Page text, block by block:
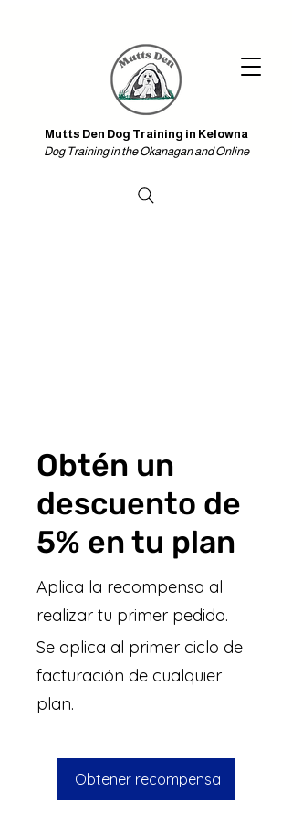
Mutts Den Dog Training in Kelowna &
Iniciar sesión
Mutts Den Dog Training in Kelowna
Dog Training in the Okanagan and Online
Obtén un
descuento de
5% en tu plan
Aplica la recompensa al
realizar tu primer pedido.
Obtener recompensa
Se aplica al primer ciclo de
facturación de cualquier
plan.